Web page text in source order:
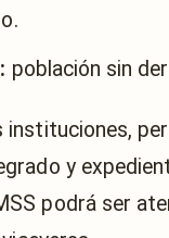
población sin
y
podrá ser